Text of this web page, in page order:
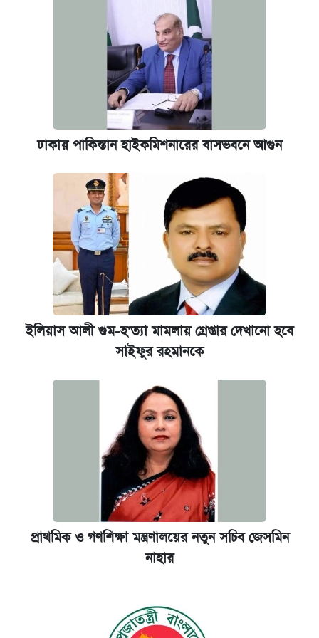
আজকের বাজারে স্বর্ণ-রুপার দাম (৫ আগস্ট)
ঢাকায় পাকিস্তান হাইকমিশনারের বাসভবনে আগুন
ইলিয়াস আলী গুম-হ'ত্যা মামলায় গ্রেপ্তার দেখানো হবে
সাইফুর রহমানকে
প্রাথমিক ও গণশিক্ষা মন্ত্রণালয়ের নতুন সচিব জেসমিন
নাহার